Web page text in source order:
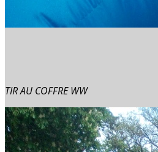
TIR AU COFFRE WW